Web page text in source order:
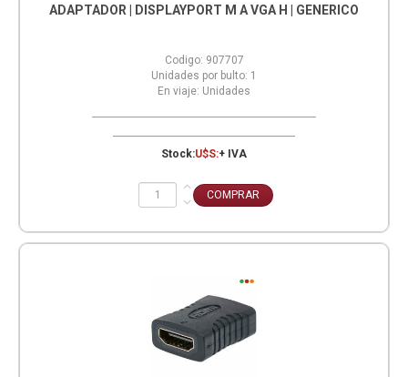
ADAPTADOR | DISPLAYPORT M A VGA H | GENERICO
Codigo: 907707
Unidades por bulto: 1
En viaje: Unidades
Stock:U$S:+ IVA